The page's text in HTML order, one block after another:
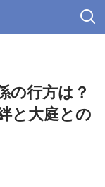
の行方は？
と大庭との